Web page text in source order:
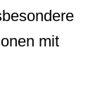
mit